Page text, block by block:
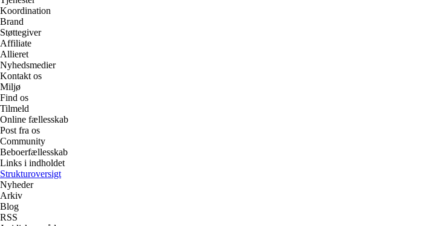
Koordination
Brand
Støttegiver
Affiliate
Allieret
Nyhedsmedier
Kontakt os
Miljø
Find os
Tilmeld
Online fællesskab
Post fra os
Community
Beboerfællesskab
Links i indholdet
Strukturoversigt
Nyheder
Arkiv
Blog
RSS